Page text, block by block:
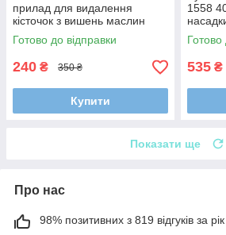
прилад для видалення
кісточок з вишень маслин
оливок черешень
відокремлювач віддільник
кісточки з вишні біла
Готово до відправки
240 ₴ 350 ₴
Купити
1558
тіста),
Готово
535 ₴
Показати ще
Про нас
98% позитивних з 819 відгуків за рік